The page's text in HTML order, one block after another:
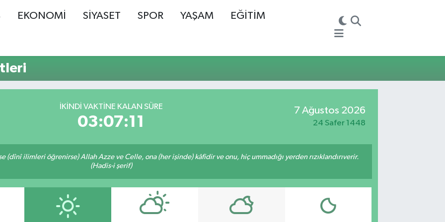
EKONOMİ SİYASET SPOR YAŞAM EĞİTİM
İKINDI VAKTINE KALAN SÜRE
03:07:10
7 Ağustos 2026
24 Safer 1448
(dînî ilimleri öğrenirse) Allah Azze ve Celle, ona (her işinde) kâfidir ve onu, hiç ummadığı yerden rızıklandırıverir.
(Hadis-i şerif)